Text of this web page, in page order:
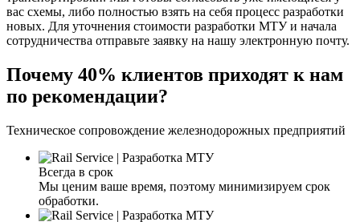
вас схемы, либо полностью взять на себя процесс разработки
новых. Для уточнения стоимости разработки МТУ и начала
сотрудничества отправьте заявку на нашу электронную почту.
Почему 40% клиентов приходят к нам
по рекомендации?
Техническое сопровождение железнодорожных предприятий
Всегда в срок
Мы ценим ваше время, поэтому минимизируем срок
обработки.